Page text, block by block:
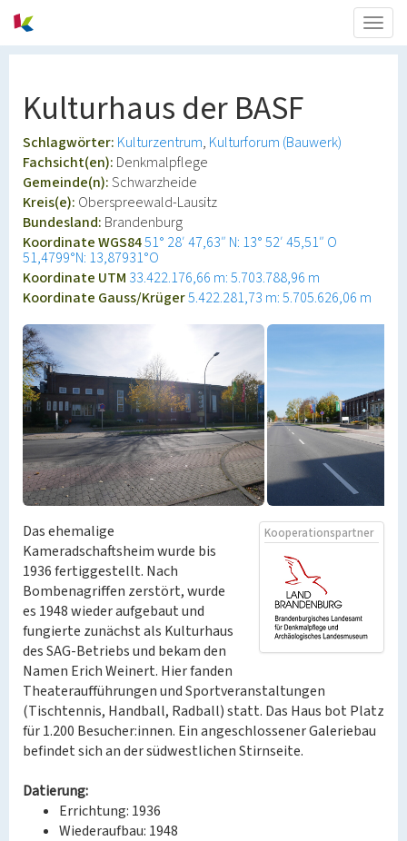
Kulturhaus der BASF
Schlagwörter: Kulturzentrum Kulturforum (Bauwerk)
Fachsicht(en): Denkmalpflege
Gemeinde(n):Schwarzheide
Kreis(e): Oberspreewald-Lausitz
Bundesland: Brandenburg
Koordinate WGS8451° 28′ 47,63″ N: 13° 52′ 45,51″ O
51,4799°N: 13,87931°O
Koordinate UTM 33.422.176,66 m: 5.703.788,96 m
Koordinate Gauss/Krüger5.422.281,73 m: 5.705.626,06 m
Kooperationspartner
Das ehemalige
Kameradschaftsheim wurde bis
1936 fertiggestellt. Nach
Bombenagriffen zerstört, wurde
es 1948 wieder aufgebaut und
fungierte zunächst als Kulturhaus
des SAG-Betriebs und bekam den
Namen Erich Weinert. Hier fanden
Theateraufführungen und Sportveranstaltungen
(Tischtennis, Handball, Radball) statt. Das Haus bot Platz
für 1.200 Besucher:innen. Ein angeschlossener Galeriebau
befindet sich an der südwestlichen Stirnseite.
Datierung:
Errichtung: 1936
Wiederaufbau: 1948